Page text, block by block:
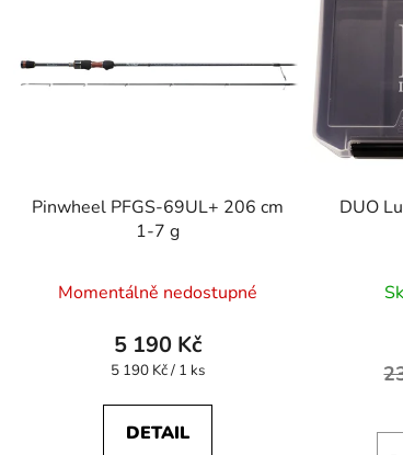
Pinwheel PFGS-69UL+ 206 cm
1-7 g
hodnocení
produktu
je
z
Momentálně nedostupné
5 190 Kč
Měrná
5 190 Kč / 1 ks
DETAIL
DUO